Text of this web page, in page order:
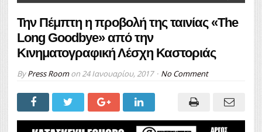
Την Πέμπτη η προβολή της ταινίας «The
Long Goodbye» από την
Κινηματογραφική Λέσχη Καστοριάς
ByPress Roomon 24 Ιανουαρίου, 2017 No Comment